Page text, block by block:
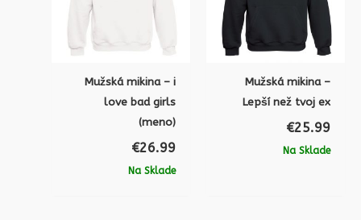
Mužská mikina – i
love bad girls
(meno)
€26.99
Na Sklade
Mužská mikina –
Lepší než tvoj ex
€25.99
Na Sklade